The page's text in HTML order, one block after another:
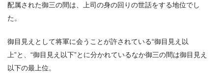
配属された御三の間は、上司の身の回りの世話をする地位でし
た。
御目見えとして将軍に会うことが許されている“御目見え以
上”と、“御目見え以下”とに分かれているなか御三の間は御目見え
以下の最上位。